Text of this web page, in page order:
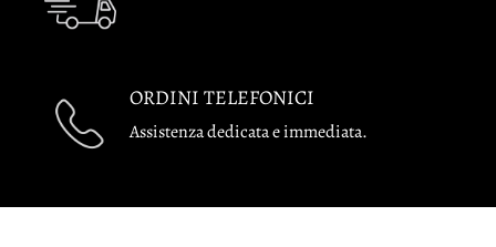
ORDINI TELEFONICI
Assistenza dedicata e immediata.